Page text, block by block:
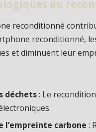
du
reconditionné
reconditionné,
et diminuent leur
déchets: Le
l’empreinte carbone :